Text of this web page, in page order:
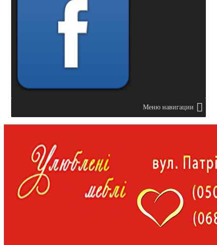
Меню навигации